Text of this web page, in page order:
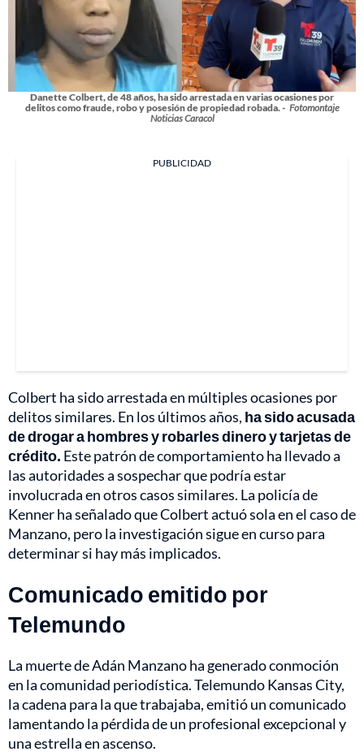
Danette Colbert, de 48 años, ha sido arrestada en varias ocasiones por
delitos como fraude, robo y posesión de propiedad robada. - Fotomontaje
Noticias Caracol
PUBLICIDAD
Colbert ha sido arrestada en múltiples ocasiones por
delitos similares. En los últimos años, ha sido acusada
de drogar a hombres y robarles dinero y tarjetas de
crédito. Este patrón de comportamiento ha llevado a
las autoridades a sospechar que podría estar
involucrada en otros casos similares. La policía de
Kenner ha señalado que Colbert actuó sola en el caso de
Manzano, pero la investigación sigue en curso para
determinar si hay más implicados.
Comunicado emitido por
Telemundo
La muerte de Adán Manzano ha generado conmoción
en la comunidad periodística. Telemundo Kansas City,
la cadena para la que trabajaba, emitió un comunicado
lamentando la pérdida de un profesional excepcional y
una estrella en ascenso.